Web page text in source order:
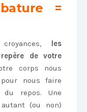
=
les
de votre
corps nous
nous faire
repos. Une
(ou non)